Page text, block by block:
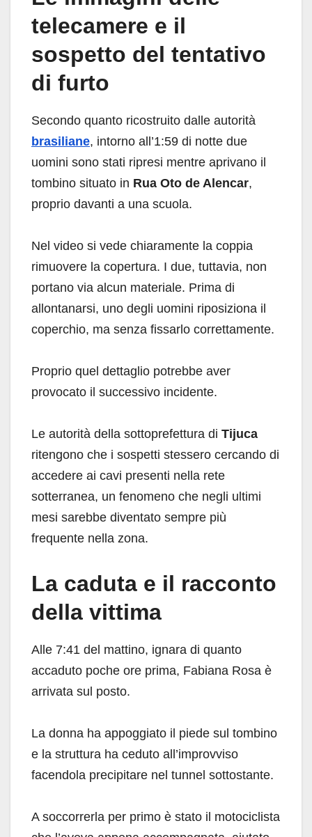
telecamere e il
sospetto del tentativo
di furto
Secondo quanto ricostruito dalle autorità
brasiliane, intorno all’1:59 di notte due
uomini sono stati ripresi mentre aprivano il
tombino situato in Rua Oto de Alencar,
proprio davanti a una scuola.
Nel video si vede chiaramente la coppia
rimuovere la copertura. I due, tuttavia, non
portano via alcun materiale. Prima di
allontanarsi, uno degli uomini riposiziona il
coperchio, ma senza fissarlo correttamente.
Proprio quel dettaglio potrebbe aver
provocato il successivo incidente.
Le autorità della sottoprefettura di Tijuca
ritengono che i sospetti stessero cercando di
accedere ai cavi presenti nella rete
sotterranea, un fenomeno che negli ultimi
mesi sarebbe diventato sempre più
frequente nella zona.
La caduta e il racconto
della vittima
Alle 7:41 del mattino, ignara di quanto
accaduto poche ore prima, Fabiana Rosa è
arrivata sul posto.
La donna ha appoggiato il piede sul tombino
e la struttura ha ceduto all’improvviso
facendola precipitare nel tunnel sottostante.
A soccorrerla per primo è stato il motociclista